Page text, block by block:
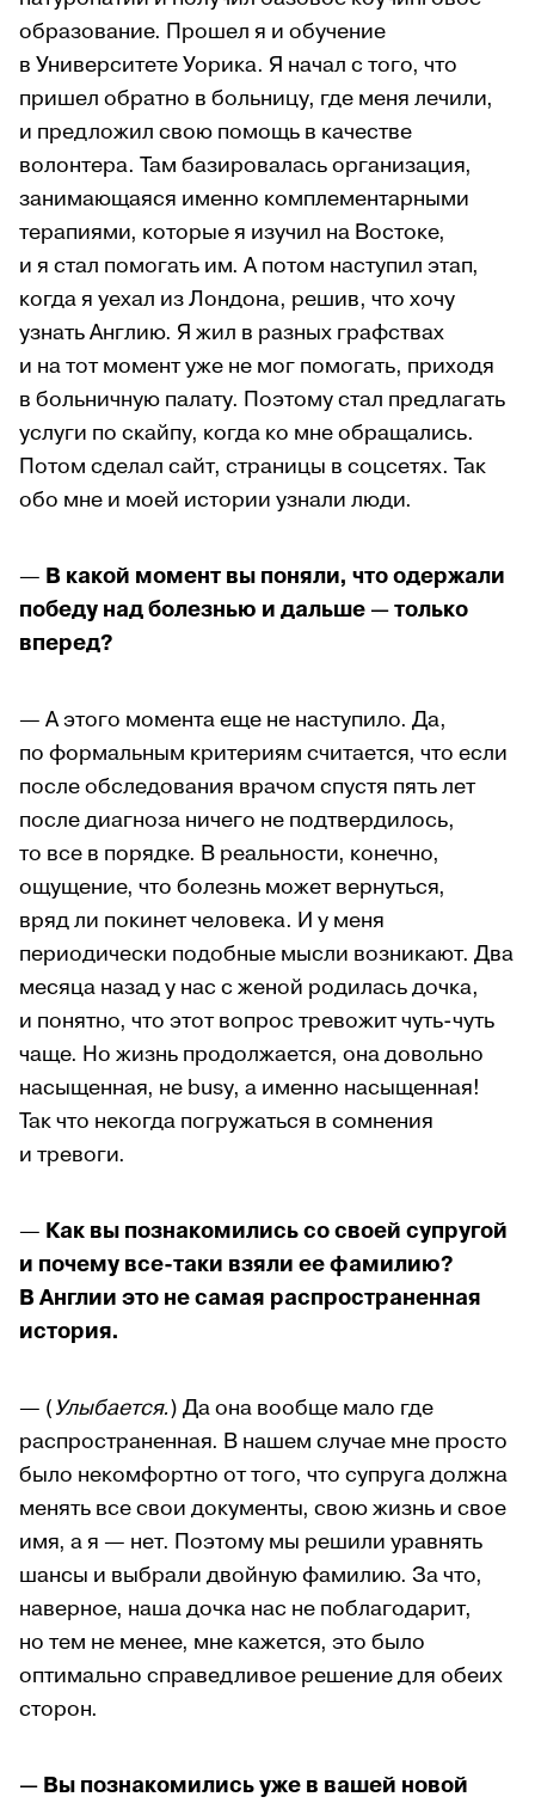
образование. Прошел я и обучение
в Университете Уорика. Я начал с того, что
пришел обратно в больницу, где меня лечили,
и предложил свою помощь в качестве
волонтера. Там базировалась организация,
занимающаяся именно комплементарными
терапиями, которые я изучил на Востоке,
и я стал помогать им. А потом наступил этап,
когда я уехал из Лондона, решив, что хочу
узнать Англию. Я жил в разных графствах
и на тот момент уже не мог помогать, приходя
в больничную палату. Поэтому стал предлагать
услуги по скайпу, когда ко мне обращались.
Потом сделал сайт, страницы в соцсетях. Так
обо мне и моей истории узнали люди.
— В какой момент вы поняли, что одержали
победу над болезнью и дальше — только
вперед?
— А этого момента еще не наступило. Да,
по формальным критериям считается, что если
после обследования врачом спустя пять лет
после диагноза ничего не подтвердилось,
то все в порядке. В реальности, конечно,
ощущение, что болезнь может вернуться,
вряд ли покинет человека. И у меня
периодически подобные мысли возникают. Два
месяца назад у нас с женой родилась дочка,
и понятно, что этот вопрос тревожит чуть-чуть
чаще. Но жизнь продолжается, она довольно
насыщенная, не busy, а именно насыщенная!
Так что некогда погружаться в сомнения
и тревоги.
— Как вы познакомились со своей супругой
и почему все-таки взяли ее фамилию?
В Англии это не самая распространенная
история.
— (Улыбается.) Да она вообще мало где
распространенная. В нашем случае мне просто
было некомфортно от того, что супруга должна
менять все свои документы, свою жизнь и свое
имя, а я — нет. Поэтому мы решили уравнять
шансы и выбрали двойную фамилию. За что,
наверное, наша дочка нас не поблагодарит,
но тем не менее, мне кажется, это было
оптимально справедливое решение для обеих
сторон.
— Вы познакомились уже в вашей новой